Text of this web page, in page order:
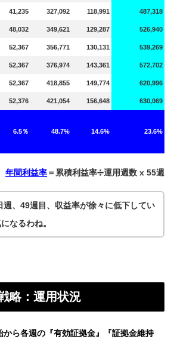
41,235 327,092 118,991 487,318
48,032 349,621 129,287 526,940
52,367 356,771 130,131 539,269
52,367 376,974 143,361 572,702
52,367 418,855 149,774 620,996
52,376 421,054 156,648 630,069
6.5％ 48.7% 14.6% 23.6%
年間利益率＝累積利益率➗運用週数 x 55週
週、49週目、収益率が徐々に低下してい
なるわね。
略：運用状況
ら各週の『有効証拠金』『証拠金維持